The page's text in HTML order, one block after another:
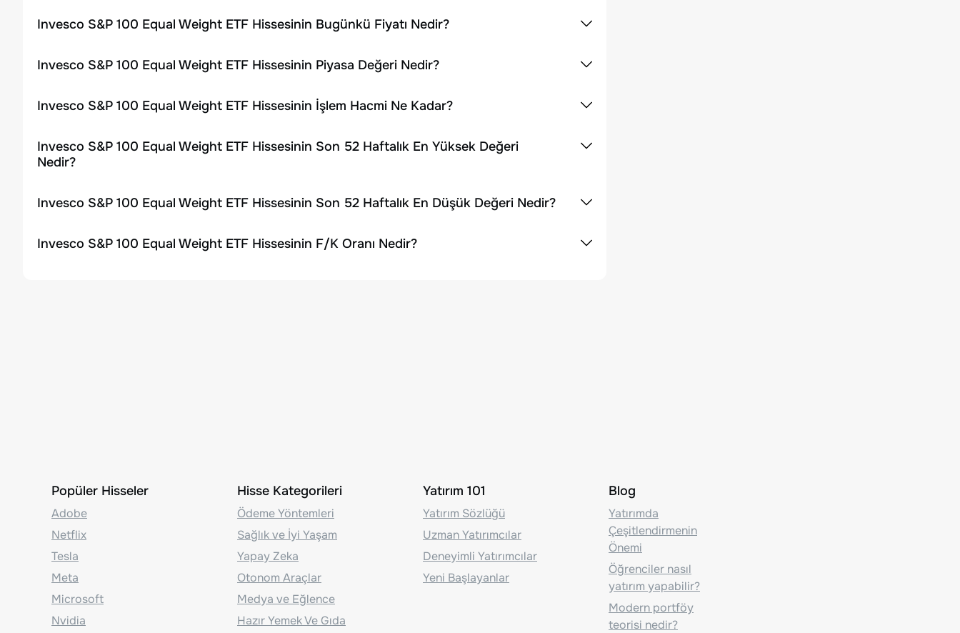
Invesco S&P 100 Equal Weight ETF Hissesinin Bugünkü Fiyatı Nedir?
Invesco S&P 100 Equal Weight ETF Hissesinin Piyasa Değeri Nedir?
Invesco S&P 100 Equal Weight ETF Hissesinin İşlem Hacmi Ne Kadar?
Invesco S&P 100 Equal Weight ETF Hissesinin Son 52 Haftalık En Yüksek Değeri
Nedir?
Invesco S&P 100 Equal Weight ETF Hissesinin Son 52 Haftalık En Düşük Değeri Nedir?
Invesco S&P 100 Equal Weight ETF Hissesinin F/K Oranı Nedir?
Popüler Hisseler
Adobe
Netflix
Tesla
Meta
Microsoft
Nvidia
Hisse Kategorileri
Ödeme Yöntemleri
Sağlık ve İyi Yaşam
Yapay Zeka
Otonom Araçlar
Medya ve Eğlence
Hazır Yemek Ve Gıda
Yatırım 101
Yatırım Sözlüğü
Uzman Yatırımcılar
Deneyimli Yatırımcılar
Yeni Başlayanlar
Blog
Yatırımda
Çeşitlendirmenin
Önemi
Öğrenciler nasıl
yatırım yapabilir?
Modern portföy
teorisi nedir?